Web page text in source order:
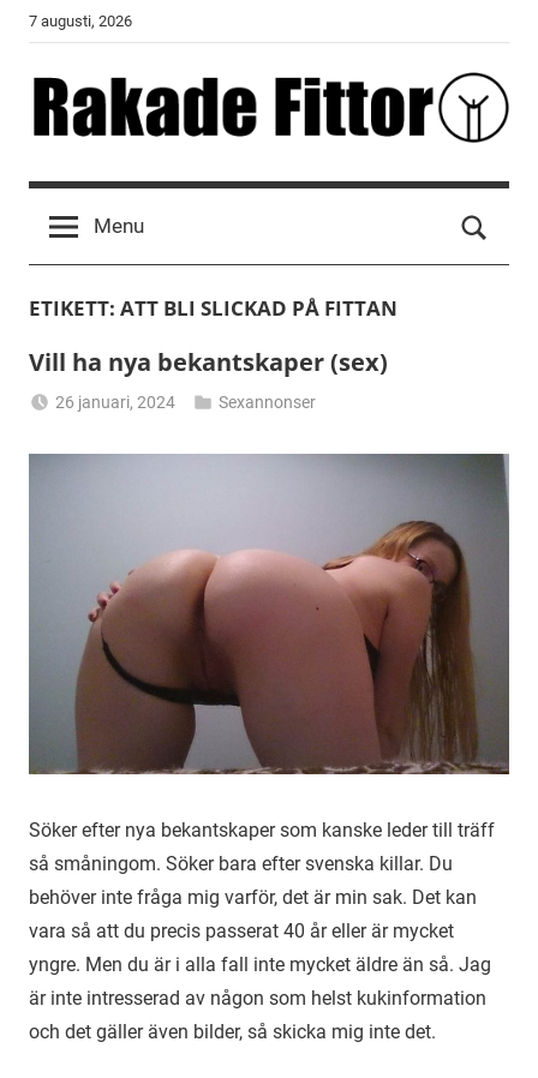
Skip
content
7 augusti, 2026
Rakade
Fittor
Menu
ETIKETT: ATT BLI SLICKAD PÅ FITTAN
Vill ha nya bekantskaper (sex)
26 januari, 2024
Sexannonser
Söker efter nya bekantskaper som kanske leder till träff
så småningom. Söker bara efter svenska killar. Du
behöver inte fråga mig varför, det är min sak. Det kan
vara så att du precis passerat 40 år eller är mycket
yngre. Men du är i alla fall inte mycket äldre än så. Jag
är inte intresserad av någon som helst kukinformation
och det gäller även bilder, så skicka mig inte det.